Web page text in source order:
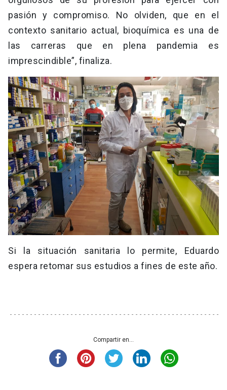
pasión y compromiso. No olviden, que en el
contexto sanitario actual, bioquímica es una de
las carreras que en plena pandemia es
imprescindible”, finaliza.
Si la situación sanitaria lo permite, Eduardo
espera retomar sus estudios a fines de este año.
Compartir en...